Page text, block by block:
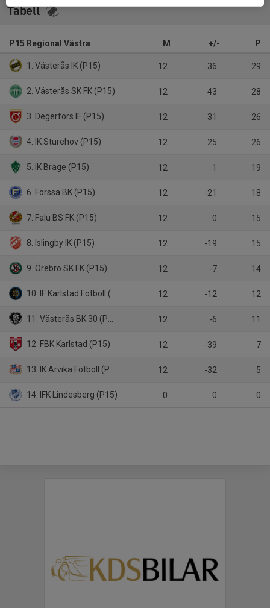
Tabell
P15 Regional Västra M +/- P
1. Västerås IK (P15) 12 36 29
2. Västerås SK FK (P15) 12 43 28
3. Degerfors IF (P15) 12 31 26
4. IK Sturehov (P15) 12 25 26
5. IK Brage (P15) 12 1 19
6. Forssa BK (P15) 12 -21 18
7. Falu BS FK (P15) 12 0 15
8. Islingby IK (P15) 12 -19 15
9. Örebro SK FK (P15) 12 -7 14
10. IF Karlstad Fotboll (P15) 12 -12 12
11. Västerås BK 30 (P15) 12 -6 11
12. FBK Karlstad (P15) 12 -39 7
13. IK Arvika Fotboll (P15) 12 -32 5
14. IFK Lindesberg (P15) 0 0 0